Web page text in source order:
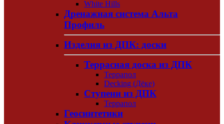
White Hills
Дренажная система Альта
Профиль
Изделия из ДПК: доски
Террасная доска из ДПК
Террапол
Decking (Дёке)
Ступени из ДПК
Террапол
Геосинтетики